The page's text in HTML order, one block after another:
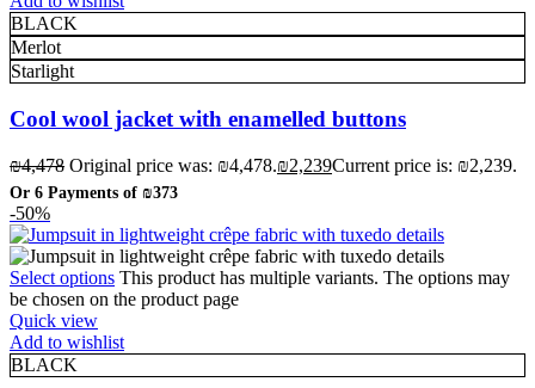
BLACK
Merlot
Starlight
Cool wool jacket with enamelled buttons
₪4,478 Original price was: ₪4,478.₪2,239Current price is: ₪2,239.
Or 6 Payments of ₪373
-50%
Select options This product has multiple variants. The options may
be chosen on the product page
Quick view
Add to wishlist
BLACK